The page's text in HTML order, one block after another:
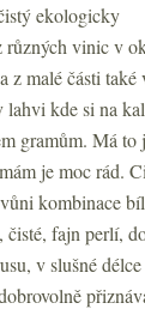
ekologicky
různých vinic v
z malé části také
kde si na
gramům. Má
je moc rád.
kombinace
fajn perlí,
v slušné